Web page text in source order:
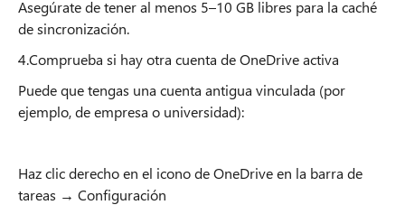
Asegúrate de tener al menos 5–10 GB libres para la caché
de sincronización.
4.Comprueba si hay otra cuenta de OneDrive activa
Puede que tengas una cuenta antigua vinculada (por
ejemplo, de empresa o universidad):
Haz clic derecho en el icono de OneDrive en la barra de
tareas → Configuración